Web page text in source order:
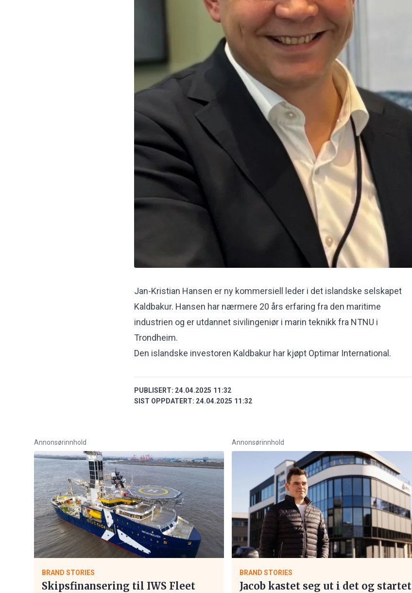
Jan-Kristian Hansen er ny kommersiell leder i det islandske selskapet
Kaldbakur. Hansen har nærmere 20 års erfaring fra den maritime
industrien og er utdannet sivilingeniør i marin teknikk fra NTNU i
Trondheim.
Den islandske investoren Kaldbakur har kjøpt Optimar International.
PUBLISERT: 24.04.2025 11:32
SIST OPPDATERT: 24.04.2025 11:32
Annonsørinnhold
BRAND STORIES
Skipsfinansering til IWS Fleet
Annonsørinnhold
BRAND STORIES
Jacob kastet seg ut i det og startet